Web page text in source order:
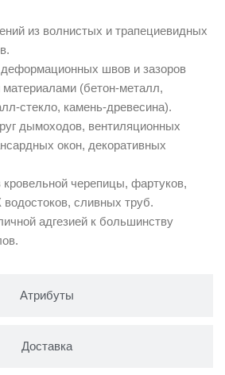
Атрибуты
Доставка
из волнистых и трапециевидных
швов и зазоров
(бетон-металл,
стекло, камень-древесина).
дымоходов, вентиляционных
окон, декоративных
черепицы, фартуков,
сливных труб.
адгезией к большинству